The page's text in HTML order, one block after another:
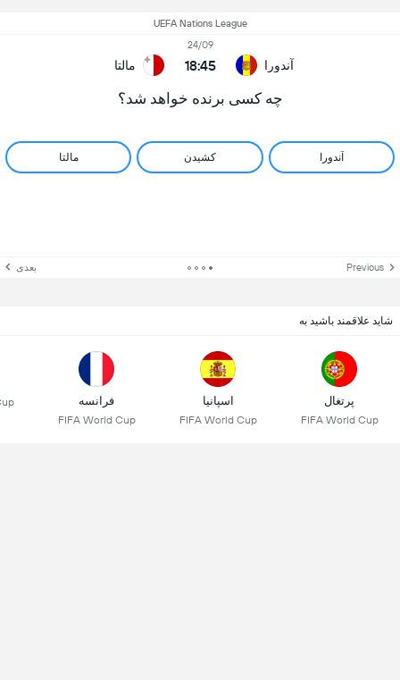
UEFA Nations League
آندورا
24/09
18:45 مالتا
چه کسی برنده خواهد شد؟
آندورا کشیدن مالتا
Previous بعدی
شاید علاقمند باشید به
پرتغال
FIFA World Cup
اسپانیا
FIFA World Cup
فرانسه
FIFA World Cup